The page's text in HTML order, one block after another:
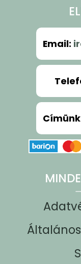
Email:
Címünk